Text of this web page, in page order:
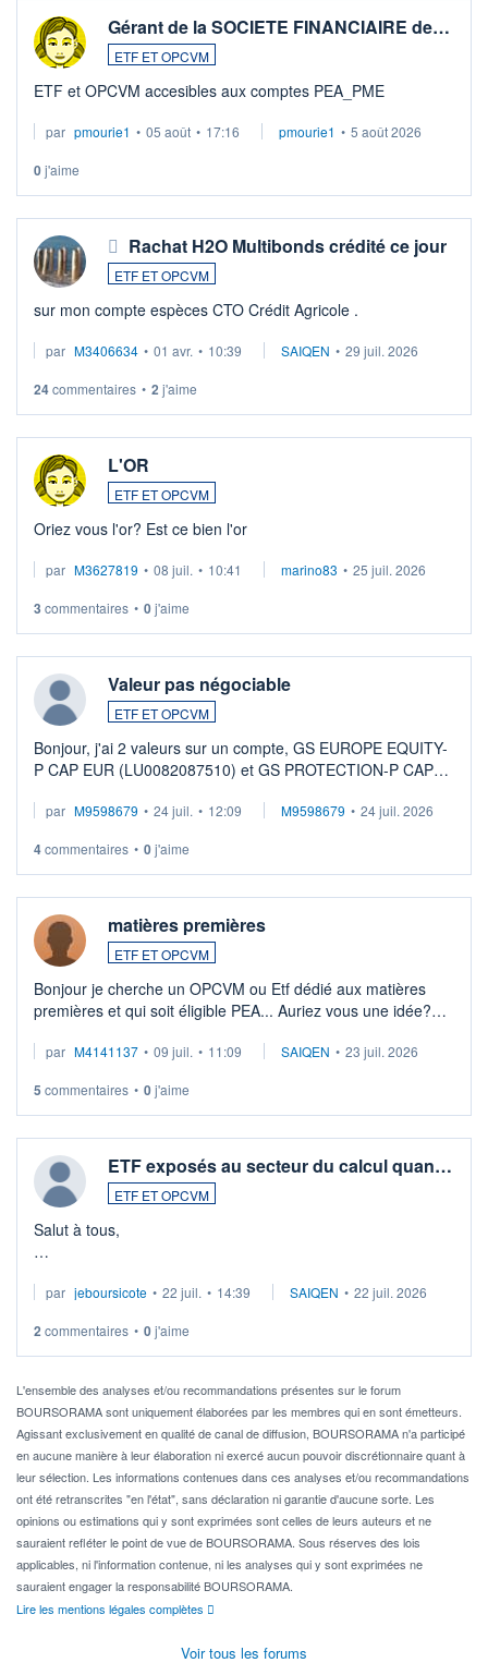
Gérant de la SOCIETE FINANCIAIRE de…
ETF ET OPCVM
ETF et OPCVM accesibles aux comptes PEA_PME
par pmourie1 • 05 août • 17:16 pmourie1 • 5 août 2026
0j'aime
Rachat H2O Multibonds crédité ce jour
ETF ET OPCVM
sur mon compte espèces CTO Crédit Agricole .
par M3406634 • 01 avr. • 10:39 SAIQEN • 29 juil. 2026
24commentaires • 2 j'aime
L'OR
ETF ET OPCVM
Oriez vous l'or? Est ce bien l'or
par M3627819 • 08 juil. • 10:41 marino83 • 25 juil. 2026
3 commentaires • 0j'aime
Valeur pas négociable
ETF ET OPCVM
Bonjour, j'ai 2 valeurs sur un compte, GS EUROPE EQUITY-
P CAP EUR (LU0082087510) et GS PROTECTION-P CAP
veux procéder à la vente, on me signale ...
par M9598679 • 24 juil. • 12:09 M9598679 • 24 juil. 2026
4commentaires • 0j'aime
matières premières
ETF ET OPCVM
Bonjour je cherche un OPCVM ou Etf dédié aux matières
premières et qui soit éligible PEA... Auriez vous une idée?
par M4141137 • 09 juil. • 11:09 SAIQEN • 23 juil. 2026
5 commentaires • 0j'aime
ETF exposés au secteur du calcul quan…
ETF ET OPCVM
Salut à tous,
via un ETF plutôt que des actions individuelles.
Idéalement, je voudrais qu'il soit éligible au PEA.
Pour l' ...
par jeboursicote • 22 juil. • 14:39 SAIQEN • 22 juil. 2026
2 commentaires • 0j'aime
L'ensemble des analyses et/ou recommandations présentes sur le forum
BOURSORAMA sont uniquement élaborées par les membres qui en sont émetteurs.
Agissant exclusivement en qualité de canal de diffusion, BOURSORAMA n'a participé
en aucune manière à leur élaboration ni exercé aucun pouvoir discrétionnaire quant à
leur sélection. Les informations contenues dans ces analyses et/ou recommandations
ont été retranscrites "en l'état", sans déclaration ni garantie d'aucune sorte. Les
opinions ou estimations qui y sont exprimées sont celles de leurs auteurs et ne
sauraient refléter le point de vue de BOURSORAMA. Sous réserves des lois
applicables, ni l'information contenue, ni les analyses qui y sont exprimées ne
sauraient engager la responsabilité BOURSORAMA.
Lire les mentions légales complètes
Voir tous les forums